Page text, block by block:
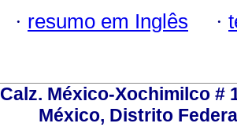
· resumo em Inglês ·
Calz. México-Xochimilco #
México, Distrito